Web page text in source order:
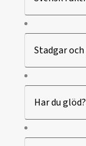
Stadgar
Har du